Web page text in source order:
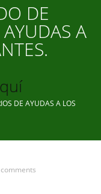
DE
A
DE AYUDAS A LOS